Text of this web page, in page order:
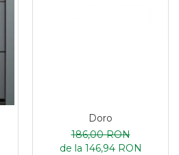
Doro
186,00 RON
de la 146,94 RON